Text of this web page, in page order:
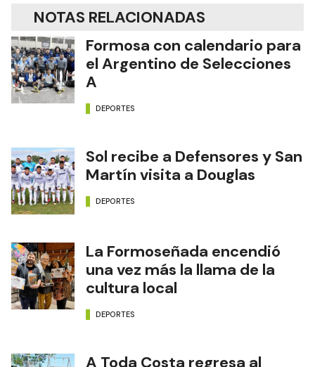
NOTAS RELACIONADAS
Formosa con calendario para
el Argentino de Selecciones
A
DEPORTES
Sol recibe a Defensores y San
Martín visita a Douglas
DEPORTES
La Formoseñada encendió
una vez más la llama de la
cultura local
DEPORTES
A Toda Costa regresa al